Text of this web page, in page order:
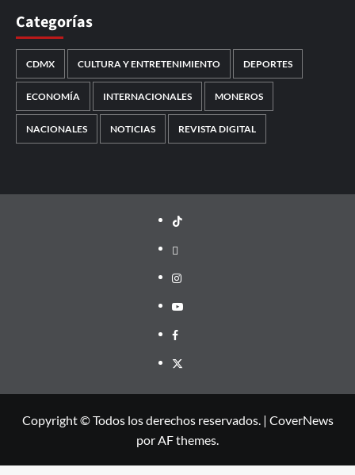
Categorías
CDMX CULTURA Y ENTRETENIMIENTO DEPORTES
ECONOMÍA INTERNACIONALES MONEROS
NACIONALES NOTICIAS REVISTA DIGITAL
TikTok
threads
Instagram
Youtube
Facebook
X
Copyright © Todos los derechos reservados. | CoverNews
por AF themes.